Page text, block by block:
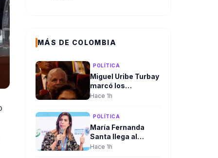
MÁS DE COLOMBIA
POLÍTICA
Miguel Uribe Turbay
marcó los
homenajes de la
presidencial de
Espriella
Hace 1h
POLÍTICA
María Fernanda
Santa llega al
Gobierno. Será la
Hace 1h